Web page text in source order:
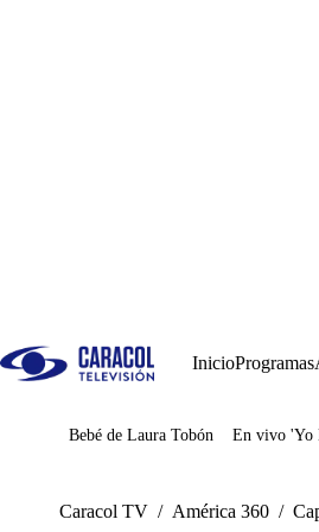
InicioProgramas
Juegos
Bebé de Laura Tobón En vivo 'Yo
Caracol TV / América 360 /